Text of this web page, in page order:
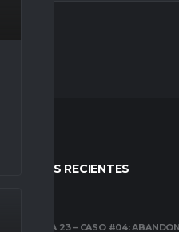
ENTRADAS RECIENTES
TEMPORADA 23 – CASO #04: